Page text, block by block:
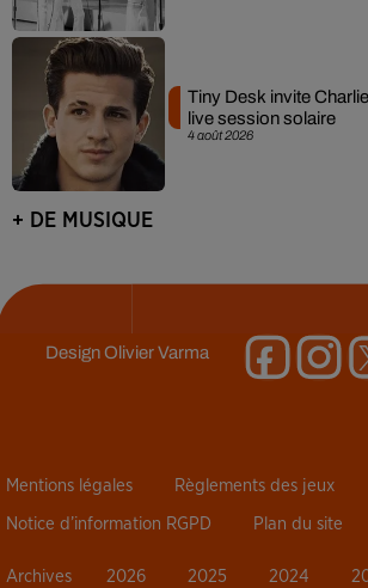
4 août 2026
Tiny Desk invite
live session solaire
+ DE MUSIQUE
DesignOlivier Varma
Mentions légales Règlements des jeux
Notice d’information RGPD Plan du site
Archives 2026 2025 2024